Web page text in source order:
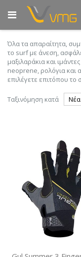
Μετάβαση
στο
περιεχόμενο
Όλα τα απαραίτητα,
το surf με άνεση,
μαξιλαράκια και
neoprene, ρολόγια και
επιλέγετε επιτόπου το
Ταξινόμηση κατά